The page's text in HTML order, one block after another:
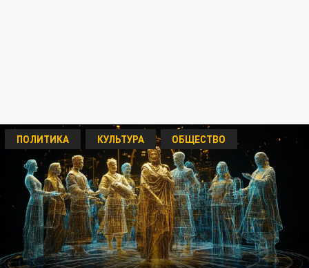
ПОЛИТИКА КУЛЬТУРА ОБЩЕСТВО